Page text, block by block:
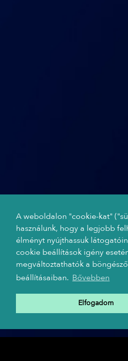
A weboldalon "cookie-kat"
használunk, hogy a legjobb
élményt nyújthassuk
cookie beállítások igény
megváltoztathatók a böngésző
beállításaiban. Bővebben
Elfogadom